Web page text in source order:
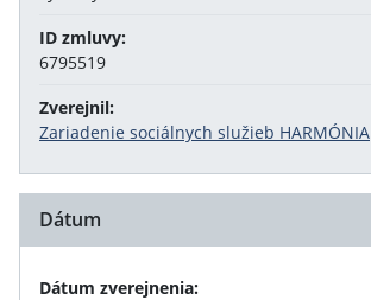
ID zmluvy:
6795519
Zverejnil:
Zariadenie sociálnych služieb HARMÓNIA
Dátum
Dátum zverejnenia: